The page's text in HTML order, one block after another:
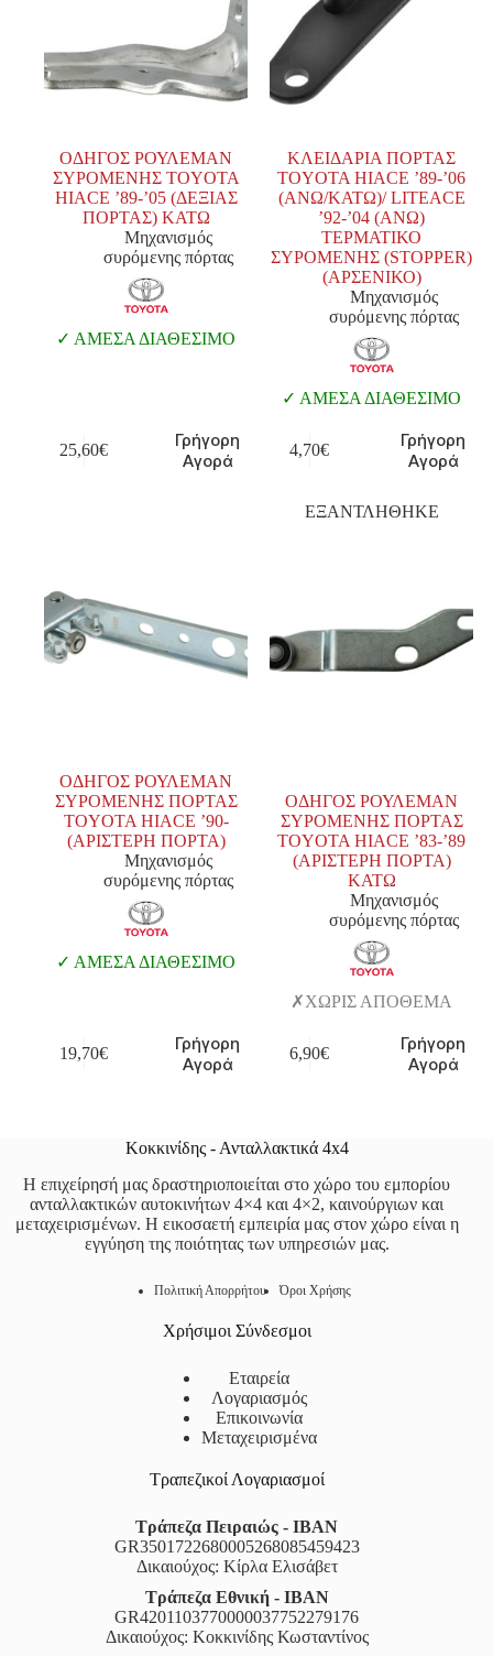
ΟΔΗΓΟΣ ΡΟΥΛΕΜΑΝ
ΣΥΡΟΜΕΝΗΣ TOYOTA
HIACE ’89-’05 (ΔΕΞΙΑΣ
ΠΟΡΤΑΣ) ΚΑΤΩ
Μηχανισμός
συρόμενης πόρτας
ΑΜΕΣΑ ΔΙΑΘΕΣΙΜΟ
25,60€
Γρήγορη
Αγορά
ΚΛΕΙΔΑΡΙΑ ΠΟΡΤΑΣ
TOYOTA HIACE ’89-’06
(ΑΝΩ/ΚΑΤΩ)/ LITEACE
’92-’04 (ΑΝΩ)
ΤΕΡΜΑΤΙΚΟ
ΣΥΡΟΜΕΝΗΣ (STOPPER)
(ΑΡΣΕΝΙΚΟ)
Μηχανισμός
συρόμενης πόρτας
ΑΜΕΣΑ ΔΙΑΘΕΣΙΜΟ
4,70€
Γρήγορη
Αγορά
ΟΔΗΓΟΣ ΡΟΥΛΕΜΑΝ
ΣΥΡΟΜΕΝΗΣ ΠΟΡΤΑΣ
TOYOTA HIACE ’90-
(ΑΡΙΣΤΕΡΗ ΠΟΡΤΑ)
Μηχανισμός
συρόμενης πόρτας
ΑΜΕΣΑ ΔΙΑΘΕΣΙΜΟ
19,70€
Γρήγορη
Αγορά
ΕΞΑΝΤΛΗΘΗΚΕ
ΟΔΗΓΟΣ ΡΟΥΛΕΜΑΝ
ΣΥΡΟΜΕΝΗΣ ΠΟΡΤΑΣ
TOYOTA HIACE ’83-’89
(ΑΡΙΣΤΕΡΗ ΠΟΡΤΑ)
ΚΑΤΩ
Μηχανισμός
συρόμενης πόρτας
ΧΩΡΙΣ ΑΠΟΘΕΜΑ
6,90€
Γρήγορη
Αγορά
Κοκκινίδης - Ανταλλακτικά 4x4
Η επιχείρησή μας δραστηριοποιείται στο χώρο του εμπορίου
ανταλλακτικών αυτοκινήτων 4×4 και 4×2, καινούργιων και
μεταχειρισμένων. Η εικοσαετή εμπειρία μας στον χώρο είναι η
εγγύηση της ποιότητας των υπηρεσιών μας.
Πολιτική Απορρήτου Όροι Χρήσης
Χρήσιμοι Σύνδεσμοι
Εταιρεία
Λογαριασμός
Επικοινωνία
Μεταχειρισμένα
Τραπεζικοί Λογαριασμοί
Τράπεζα Πειραιώς - IBAN
GR3501722680005268085459423
Δικαιούχος: Κίρλα Ελισάβετ
Τράπεζα Εθνική - IBAN
GR4201103770000037752279176
Δικαιούχος: Κοκκινίδης Κωσταντίνος